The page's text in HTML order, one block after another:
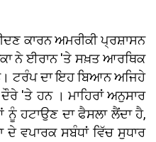
ਕਾਰਨ ਅਮਰੀਕੀ ਪ੍ਰਸ਼ਾਸਨ
ਨੇ ਈਰਾਨ 'ਤੇ ਸਖ਼ਤ ਆਰਥਿਕ
ਦਾ ਇਹ ਬਿਆਨ ਅਜਿਹੇ
'ਤੇ ਹਨ । ਮਾਹਿਰਾਂ ਅਨੁਸਾਰ
ਹਟਾਉਣ ਦਾ ਫੈਸਲਾ ਲੈਂਦਾ ਹੈ,
ਵਪਾਰਕ ਸਬੰਧਾਂ ਵਿੱਚ ਸੁਧਾਰ